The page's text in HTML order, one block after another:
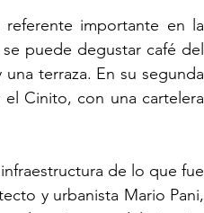
importante en la
puede degustar café del
terraza. En su segunda
Cinito, con una cartelera
de lo que fue
y urbanista Mario Pani,